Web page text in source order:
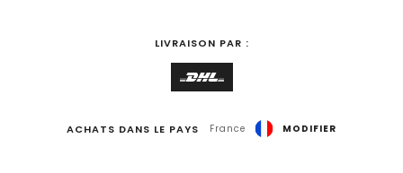
LIVRAISON PAR :
ACHATS DANS LE PAYS France MODIFIER